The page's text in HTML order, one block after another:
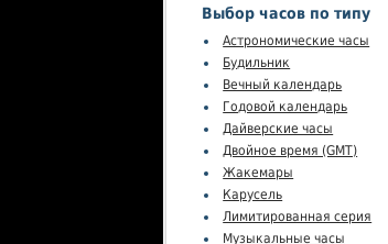
Выбор часов по типу
Астрономические часы
Будильник
Вечный календарь
Годовой календарь
Дайверские часы
Двойное время (GMT)
Жакемары
Карусель
Лимитированная серия
Музыкальные часы